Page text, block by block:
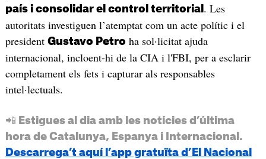
país i consolidar el control territorial . Les
autoritats investiguen l’atemptat com un acte polític i el
president Gustavo Petro ha sol·licitat ajuda
internacional, incloent-hi de la CIA i l'FBI, per a esclarir
completament els fets i capturar als responsables
intel·lectuals.
📲 Estigues al dia amb les notícies d’última
hora de Catalunya, Espanya i Internacional.
Descarrega’t aquí l’app gratuïta d’El Nacional